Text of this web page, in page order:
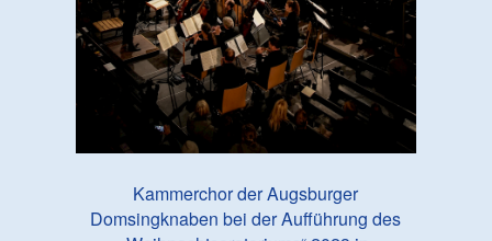
Kammerchor der Augsburger
Domsingknaben bei der Aufführung des